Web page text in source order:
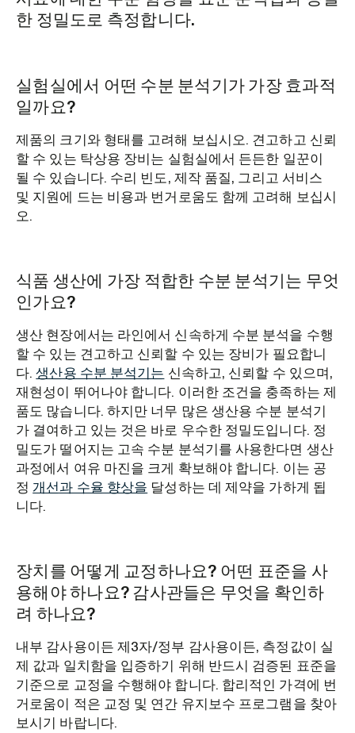
한 정밀도로 측정합니다.
실험실에서 어떤 수분 분석기가 가장 효과적
일까요?
제품의 크기와 형태를 고려해 보십시오. 견고하고 신뢰
할 수 있는 탁상용 장비는 실험실에서 든든한 일꾼이
될 수 있습니다. 수리 빈도, 제작 품질, 그리고 서비스
및 지원에 드는 비용과 번거로움도 함께 고려해 보십시
오.
식품 생산에 가장 적합한 수분 분석기는 무엇
인가요?
생산 현장에서는 라인에서 신속하게 수분 분석을 수행
할 수 있는 견고하고 신뢰할 수 있는 장비가 필요합니
다.생산용 수분 분석기는 신속하고, 신뢰할 수 있으며,
재현성이 뛰어나야 합니다. 이러한 조건을 충족하는 제
품도 많습니다. 하지만 너무 많은 생산용 수분 분석기
가 결여하고 있는 것은 바로 우수한 정밀도입니다. 정
밀도가 떨어지는 고속 수분 분석기를 사용한다면 생산
과정에서 여유 마진을 크게 확보해야 합니다. 이는 공
정개선과 수율 향상을 달성하는 데 제약을 가하게 됩
니다.
장치를 어떻게 교정하나요? 어떤 표준을 사
용해야 하나요? 감사관들은 무엇을 확인하
려 하나요?
내부 감사용이든 제3자/정부 감사용이든, 측정값이 실
제 값과 일치함을 입증하기 위해 반드시 검증된 표준을
기준으로 교정을 수행해야 합니다. 합리적인 가격에 번
거로움이 적은 교정 및 연간 유지보수 프로그램을 찾아
보시기 바랍니다.